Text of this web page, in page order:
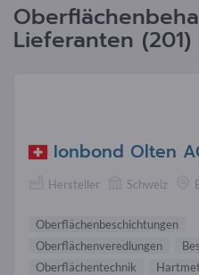
Lieferanten (201)
Ionbond Olten
Hersteller Schweiz
Oberflächenbeschichtungen
Oberflächenveredlungen
Oberflächentechnik